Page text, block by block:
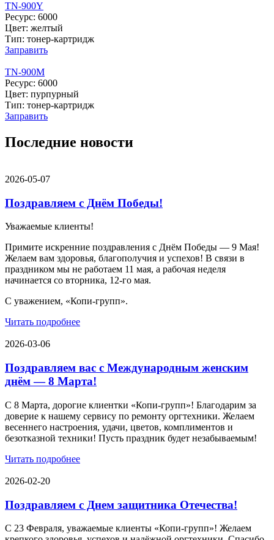
TN-900Y
Ресурс: 6000
Цвет: желтый
Тип: тонер-картридж
Заправить
TN-900M
Ресурс: 6000
Цвет: пурпурный
Тип: тонер-картридж
Заправить
Последние новости
2026-05-07
Поздравляем с Днём Победы!
Уважаемые клиенты!
Примите искренние поздравления с Днём Победы — 9 Мая!
Желаем вам здоровья, благополучия и успехов! В связи в
праздником мы не работаем 11 мая, а рабочая неделя
начинается со вторника, 12-го мая.
С уважением, «Копи-групп».
Читать подробнее
2026-03-06
Поздравляем вас с Международным женским
днём — 8 Марта!
С 8 Марта, дорогие клиентки «Копи‑групп»! Благодарим за
доверие к нашему сервису по ремонту оргтехники. Желаем
весеннего настроения, удачи, цветов, комплиментов и
безотказной техники! Пусть праздник будет незабываемым!
Читать подробнее
2026-02-20
Поздравляем с Днем защитника Отечества!
С 23 Февраля, уважаемые клиенты «Копи‑групп»! Желаем